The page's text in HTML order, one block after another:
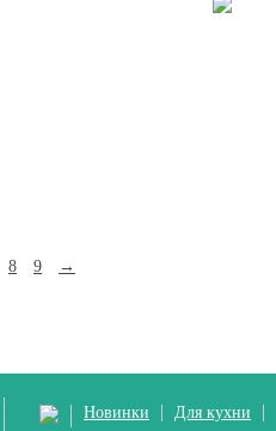
8 9 →
Новинки Для кухни